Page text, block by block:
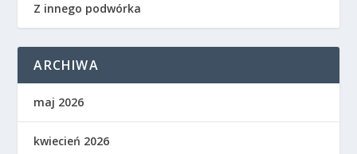
Z innego podwórka
ARCHIWA
maj 2026
kwiecień 2026